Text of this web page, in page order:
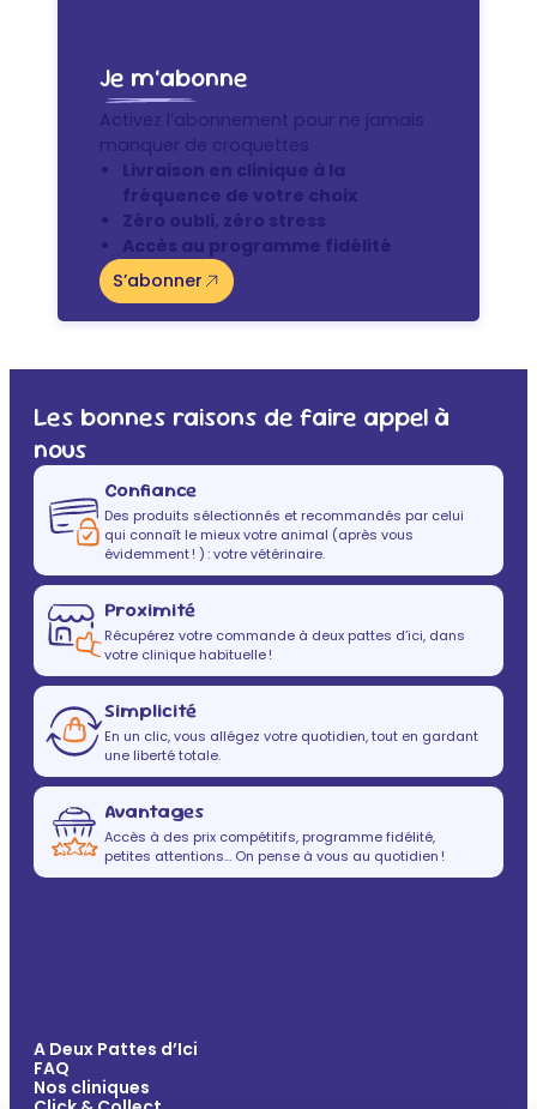
Je m’abonne
Activez l’abonnement pour ne jamais
manquer de croquettes
Livraison en clinique à la
fréquence de votre choix
Zéro oubli, zéro stress
Accès au programme fidélité
S’abonner
Les bonnes raisons de faire appel à
nous
Confiance
Des produits sélectionnés et recommandés par celui
qui connaît le mieux votre animal (après vous
évidemment ! ) : votre vétérinaire.
Proximité
Récupérez votre commande à deux pattes d’ici, dans
votre clinique habituelle !
Simplicité
En un clic, vous allégez votre quotidien, tout en gardant
une liberté totale.
Avantages
Accès à des prix compétitifs, programme fidélité,
petites attentions… On pense à vous au quotidien !
A Deux Pattes d’Ici
FAQ
Nos cliniques